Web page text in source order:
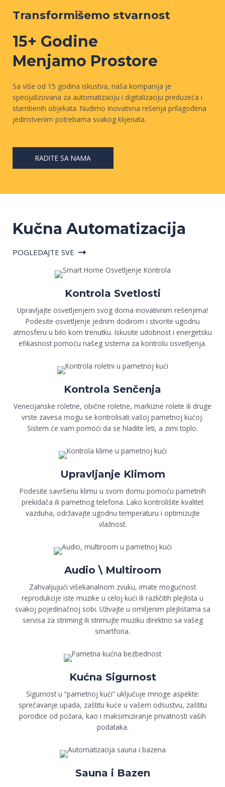
Transformišemo stvarnost
15+ Godine
Menjamo Prostore
Sa više od 15 godina iskustva, naša kompanija je
specijalizovana za automatizaciju i digitalizaciju preduzeća i
stambenih objekata. Nudimo inovativna rešenja prilagođena
jedinstvenim potrebama svakog klijenata.
RADITE SA NAMA
Kučna Automatizacija
POGLEDAJTE SVE
Kontrola Svetlosti
Upravljajte osvetljenjem svog doma inovativnim rešenjima!
Podesite osvetljenje jednim dodirom i stvorite ugodnu
atmosferu u bilo kom trenutku. Iskusite udobnost i energetsku
efikasnost pomoću našeg sistema za kontrolu osvetljenja.
Kontrola Senčenja
Venecijanske roletne, obične roletne, markizne rolete ili druge
vrste zavesa mogu se kontrolisati vašoj pametnoj kućoj.
Sistem će vam pomoći da se hladite leti, a zimi toplo.
Upravljanje Klimom
Podesite savršenu klimu u svom domu pomoću pametnih
prekidača ili pametnog telefona. Lako kontrolišite kvalitet
vazduha, održavajte ugodnu temperaturu i optimizujte
vlažnost.
Audio \ Multiroom
Zahvaljujući višekanalnom zvuku, imate mogućnost
reprodukcije iste muzike u celoj kući ili različitih plejlista u
svakoj pojedinačnoj sobi. Uživajte u omiljenim plejlistama sa
servisa za striming ili strimujte muziku direktno sa vašeg
smartfona.
Kućna Sigurnost
Sigurnost u “pametnoj kući” uključuje mnoge aspekte:
sprečavanje upada, zaštitu kuće u vašem odsustvu, zaštitu
porodice od požara, kao i maksimiziranje privatnosti vaših
podataka.
Sauna i Bazen